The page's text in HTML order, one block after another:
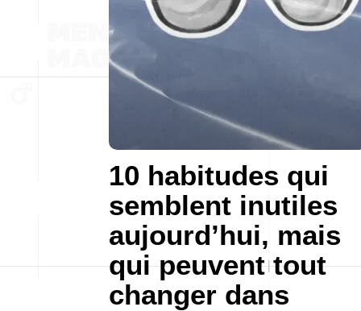
10 habitudes qui
semblent inutiles
aujourd’hui, mais
qui peuvent tout
changer dans